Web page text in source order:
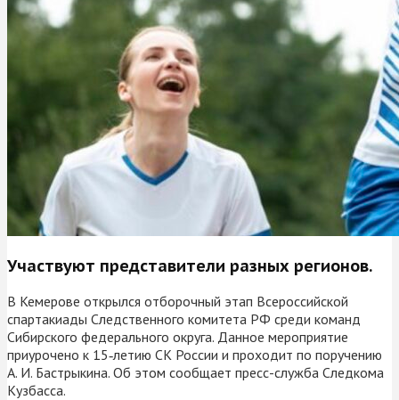
Участвуют представители разных регионов.
В Кемерове открылся отборочный этап Всероссийской
спартакиады Следственного комитета РФ среди команд
Сибирского федерального округа. Данное мероприятие
приурочено к 15‑летию СК России и проходит по поручению
А. И. Бастрыкина. Об этом сообщает пресс-служба Следкома
Кузбасса.